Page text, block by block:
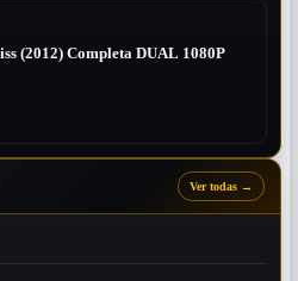
(2012) Completa DUAL 1080P
Ver todas →